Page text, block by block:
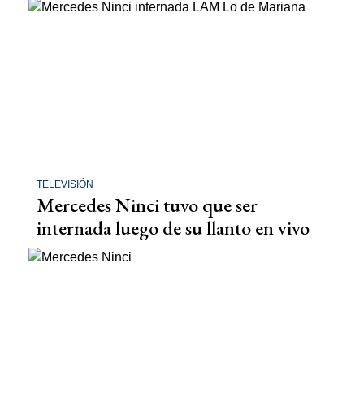
TELEVISIÓN
Mercedes Ninci tuvo que ser
internada luego de su llanto en vivo